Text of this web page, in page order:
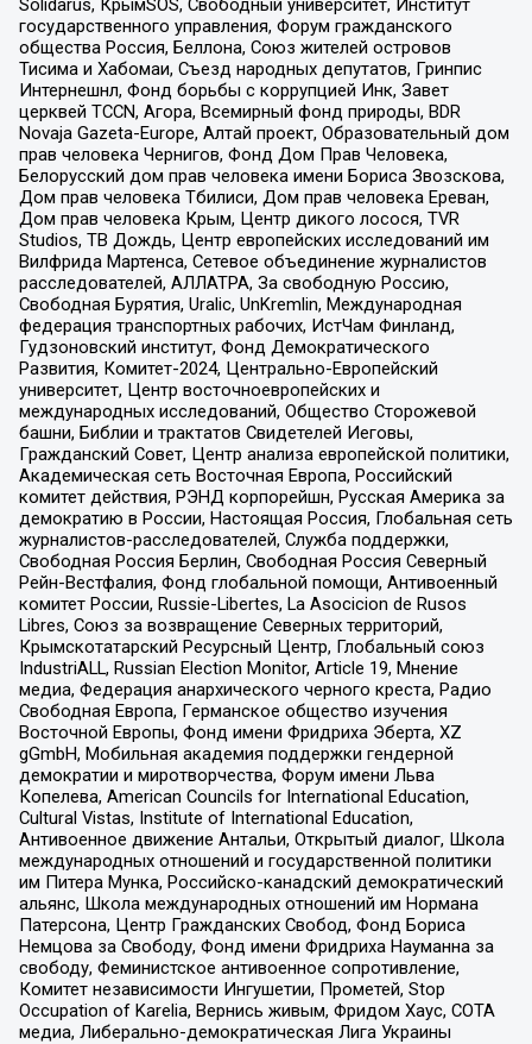
Solidarus, КрымSOS, Свободный университет, Институт
государственного управления, Форум гражданского
общества Россия, Беллона, Союз жителей островов
Тисима и Хабомаи, Съезд народных депутатов, Гринпис
Интернешнл, Фонд борьбы с коррупцией Инк, Завет
церквей TCCN, Агора, Всемирный фонд природы, BDR
Novaja Gazeta-Europe, Алтай проект, Образовательный дом
прав человека Чернигов, Фонд Дом Прав Человека,
Белорусский дом прав человека имени Бориса Звозскова,
Дом прав человека Тбилиси, Дом прав человека Ереван,
Дом прав человека Крым, Центр дикого лосося, TVR
Studios, ТВ Дождь, Центр европейских исследований им
Вилфрида Мартенса, Сетевое объединение журналистов
расследователей, АЛЛАТРА, За свободную Россию,
Свободная Бурятия, Uralic, UnKremlin, Международная
федерация транспортных рабочих, ИстЧам Финланд,
Гудзоновский институт, Фонд Демократического
Развития, Комитет-2024, Центрально-Европейский
университет, Центр восточноевропейских и
международных исследований, Общество Сторожевой
башни, Библии и трактатов Свидетелей Иеговы,
Гражданский Совет, Центр анализа европейской политики,
Академическая сеть Восточная Европа, Российский
комитет действия, РЭНД корпорейшн, Русская Америка за
демократию в России, Настоящая Россия, Глобальная сеть
журналистов-расследователей, Служба поддержки,
Свободная Россия Берлин, Свободная Россия Северный
Рейн-Вестфалия, Фонд глобальной помощи, Антивоенный
комитет России, Russie-Libertes, La Asocicion de Rusos
Libres, Союз за возвращение Северных территорий,
Крымскотатарский Ресурсный Центр, Глобальный союз
IndustriALL, Russian Election Monitor, Article 19, Мнение
медиа, Федерация анархического черного креста, Радио
Свободная Европа, Германское общество изучения
Восточной Европы, Фонд имени Фридриха Эберта, XZ
gGmbH, Мобильная академия поддержки гендерной
демократии и миротворчества, Форум имени Льва
Копелева, American Councils for International Education,
Cultural Vistas, Institute of International Education,
Антивоенное движение Антальи, Открытый диалог, Школа
международных отношений и государственной политики
им Питера Мунка, Российско-канадский демократический
альянс, Школа международных отношений им Нормана
Патерсона, Центр Гражданских Свобод, Фонд Бориса
Немцова за Свободу, Фонд имени Фридриха Науманна за
свободу, Феминистское антивоенное сопротивление,
Комитет независимости Ингушетии, Прометей, Stop
Occupation of Karelia, Вернись живым, Фридом Хаус, СОТА
медиа, Либерально-демократическая Лига Украины